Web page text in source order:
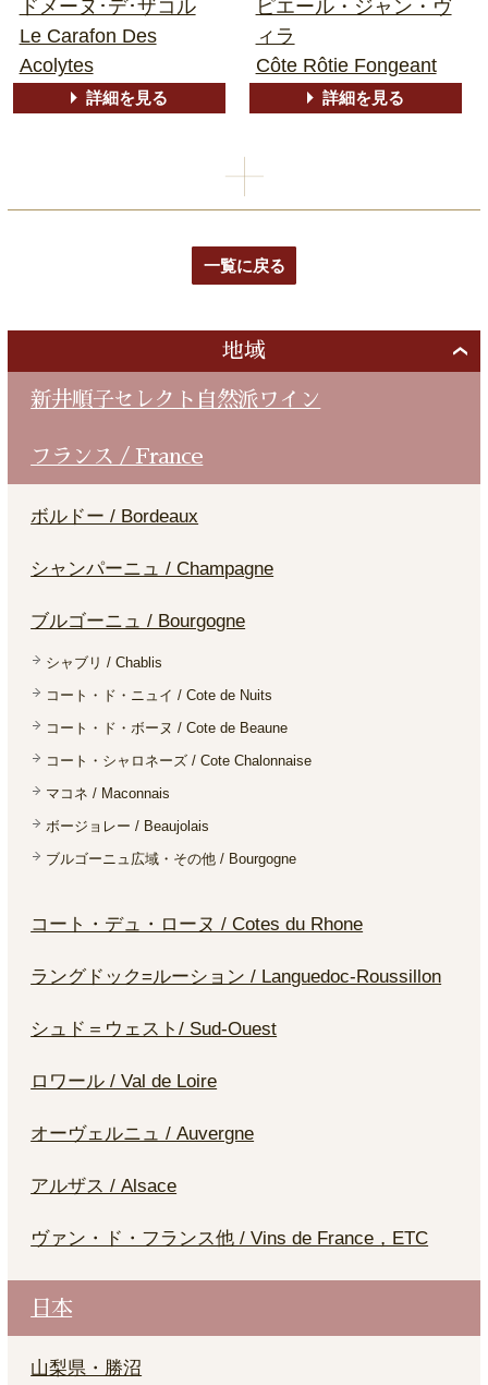
ドメーヌ･デ･ザコル
Le Carafon Des
Acolytes
詳細を見る
ピエール・ジャン・ヴ
ィラ
Côte Rôtie Fongeant
詳細を見る
一覧に戻る
地域
新井順子セレクト自然派ワイン
フランス / France
ボルドー / Bordeaux
シャンパーニュ / Champagne
ブルゴーニュ / Bourgogne
シャブリ / Chablis
コート・ド・ニュイ / Cote de Nuits
コート・ド・ボーヌ / Cote de Beaune
コート・シャロネーズ / Cote Chalonnaise
マコネ / Maconnais
ボージョレー / Beaujolais
ブルゴーニュ広域・その他 / Bourgogne
コート・デュ・ローヌ / Cotes du Rhone
ラングドック=ルーション / Languedoc-Roussillon
シュド＝ウェスト/ Sud-Ouest
ロワール / Val de Loire
オーヴェルニュ / Auvergne
アルザス / Alsace
ヴァン・ド・フランス他 / Vins de France，ETC
日本
山梨県・勝沼